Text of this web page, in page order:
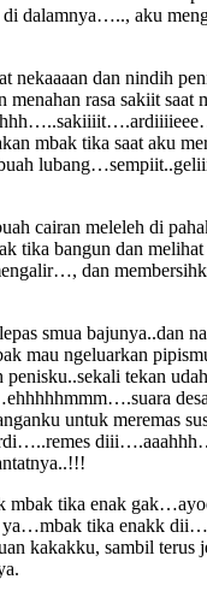
di dalamnya….., aku
nekaaaan dan nindih
menahan rasa sakiit saat
mbak tika saat aku
cairan meleleh di
tika bangun dan melihat
dan
smua bajunya..dan
mau ngeluarkan
penisku..sekali tekan
untuk meremas
mbak tika enak
ya…mbak tika enakk
kakakku, sambil terus